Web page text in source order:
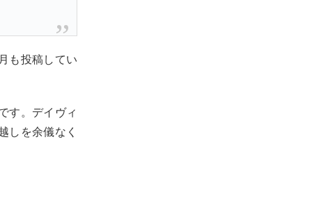
も投稿してい
す。デイヴィ
しを余儀なく